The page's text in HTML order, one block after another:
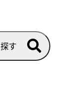
す